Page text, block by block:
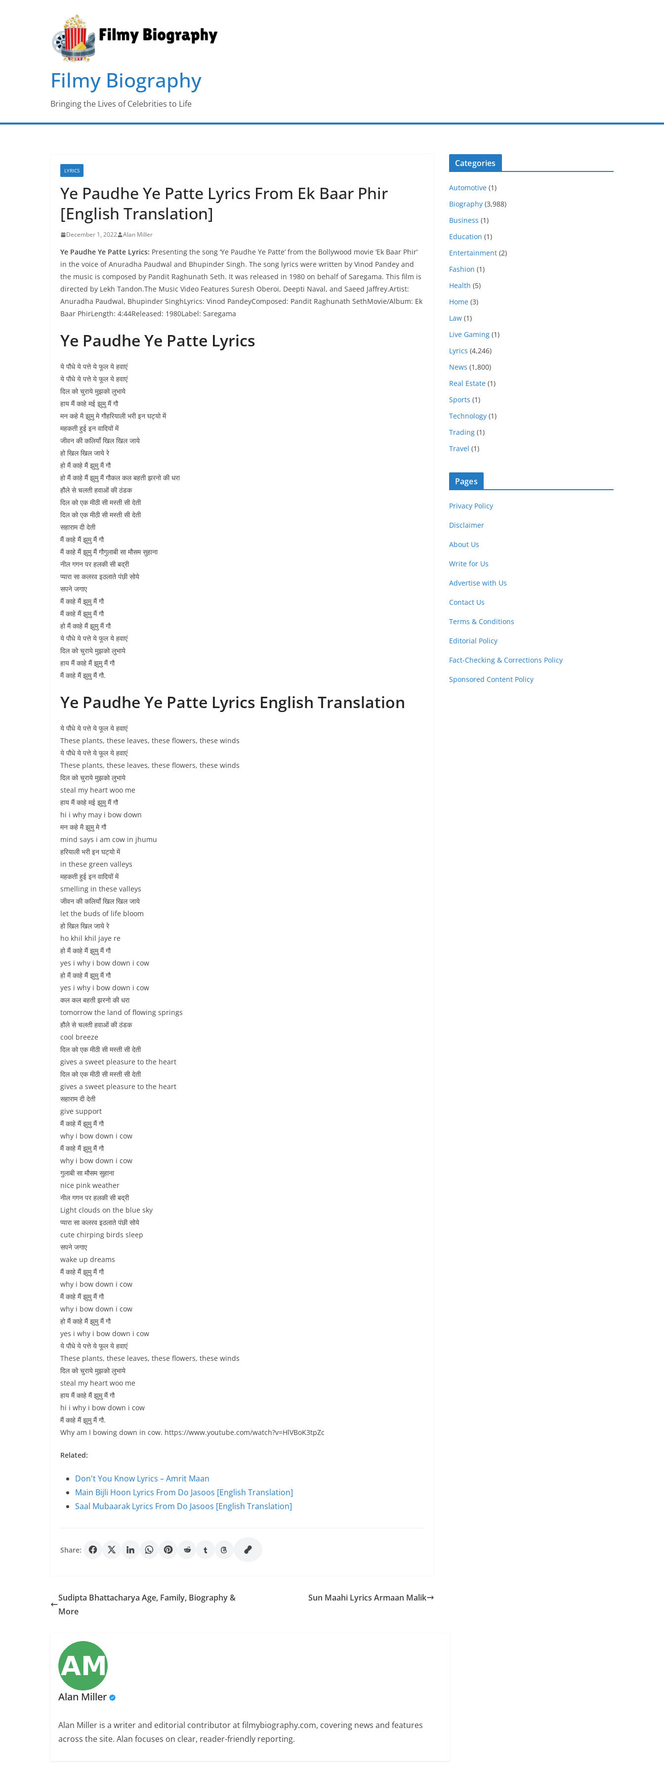
Filmy Biography
Bringing the Lives of Celebrities to Life
LYRICS
Ye Paudhe Ye Patte Lyrics From Ek Baar Phir
[English Translation]
December 1, 2022 Alan Miller
Ye Paudhe Ye Patte Lyrics: Presenting the song ‘Ye Paudhe Ye Patte’ from the Bollywood movie ‘Ek Baar Phir’
in the voice of Anuradha Paudwal and Bhupinder Singh. The song lyrics were written by Vinod Pandey and
the music is composed by Pandit Raghunath Seth. It was released in 1980 on behalf of Saregama. This film is
directed by Lekh Tandon.The Music Video Features Suresh Oberoi, Deepti Naval, and Saeed Jaffrey.Artist:
Anuradha Paudwal, Bhupinder SinghLyrics: Vinod PandeyComposed: Pandit Raghunath SethMovie/Album: Ek
Baar PhirLength: 4:44Released: 1980Label: Saregama
Ye Paudhe Ye Patte Lyrics
ये पौधे ये पत्ते ये फूल ये हवाएं
ये पौधे ये पत्ते ये फूल ये हवाएं
दिल को चुराये मुझको लुभाये
हाय मैं काहे मई झुमु मैं गौ
मन कहे मै झुमु मे गौहरियाली भरी इन घट्यो में
महकती हुई इन वादियों में
जीवन की कलियाँ खिल खिल जाये
हो खिल खिल जाये रे
हो मैं काहे मैं झुमु मैं गौ
हो मैं काहे मैं झुमु मैं गौकल कल बहती झरनो की धरा
हौले से चलती हवाओं की ठंडक
दिल को एक मीठी सी मस्ती सी देती
दिल को एक मीठी सी मस्ती सी देती
सहाराम दी देती
मैं काहे मैं झुमु मैं गौ
मैं काहे मैं झुमु मैं गौगुलाबी सा मौसम सुहाना
नील गगन पर हलकी सी बद्री
प्यारा सा कलरव इठलाते पंछी सोये
सपने जगाए
मैं काहे मैं झुमु मैं गौ
मैं काहे मैं झुमु मैं गौ
हो मैं काहे मैं झुमु मैं गौ
ये पौधे ये पत्ते ये फूल ये हवाएं
दिल को चुराये मुझको लुभाये
हाय मैं काहे मैं झुमु मैं गौ
मैं काहे मैं झुमु मैं गौ.
Ye Paudhe Ye Patte Lyrics English Translation
ये पौधे ये पत्ते ये फूल ये हवाएं
These plants, these leaves, these flowers, these winds
ये पौधे ये पत्ते ये फूल ये हवाएं
These plants, these leaves, these flowers, these winds
दिल को चुराये मुझको लुभाये
steal my heart woo me
हाय मैं काहे मई झुमु मैं गौ
hi i why may i bow down
मन कहे मै झुमु मे गौ
mind says i am cow in jhumu
हरियाली भरी इन घट्यो में
in these green valleys
महकती हुई इन वादियों में
smelling in these valleys
जीवन की कलियाँ खिल खिल जाये
let the buds of life bloom
हो खिल खिल जाये रे
ho khil khil jaye re
हो मैं काहे मैं झुमु मैं गौ
yes i why i bow down i cow
हो मैं काहे मैं झुमु मैं गौ
yes i why i bow down i cow
कल कल बहती झरनो की धरा
tomorrow the land of flowing springs
हौले से चलती हवाओं की ठंडक
cool breeze
दिल को एक मीठी सी मस्ती सी देती
gives a sweet pleasure to the heart
दिल को एक मीठी सी मस्ती सी देती
gives a sweet pleasure to the heart
सहाराम दी देती
give support
मैं काहे मैं झुमु मैं गौ
why i bow down i cow
मैं काहे मैं झुमु मैं गौ
why i bow down i cow
गुलाबी सा मौसम सुहाना
nice pink weather
नील गगन पर हलकी सी बद्री
Light clouds on the blue sky
प्यारा सा कलरव इठलाते पंछी सोये
cute chirping birds sleep
सपने जगाए
wake up dreams
मैं काहे मैं झुमु मैं गौ
why i bow down i cow
मैं काहे मैं झुमु मैं गौ
why i bow down i cow
हो मैं काहे मैं झुमु मैं गौ
yes i why i bow down i cow
ये पौधे ये पत्ते ये फूल ये हवाएं
These plants, these leaves, these flowers, these winds
दिल को चुराये मुझको लुभाये
steal my heart woo me
हाय मैं काहे मैं झुमु मैं गौ
hi i why i bow down i cow
मैं काहे मैं झुमु मैं गौ.
Why am I bowing down in cow. https://www.youtube.com/watch?v=HlVBoK3tpZc
Related:
Don't You Know Lyrics – Amrit Maan
Main Bijli Hoon Lyrics From Do Jasoos [English Translation]
Saal Mubaarak Lyrics From Do Jasoos [English Translation]
Share:
Sudipta Bhattacharya Age, Family, Biography &
More
Sun Maahi Lyrics Armaan Malik
Alan Miller
Alan Miller is a writer and editorial contributor at filmybiography.com, covering news and features
across the site. Alan focuses on clear, reader-friendly reporting.
Categories
Automotive (1)
Biography (3,988)
Business (1)
Education (1)
Entertainment (2)
Fashion (1)
Health (5)
Home (3)
Law (1)
Live Gaming (1)
Lyrics (4,246)
News (1,800)
Real Estate (1)
Sports (1)
Technology (1)
Trading (1)
Travel (1)
Pages
Privacy Policy
Disclaimer
About Us
Write for Us
Advertise with Us
Contact Us
Terms & Conditions
Editorial Policy
Fact-Checking & Corrections Policy
Sponsored Content Policy